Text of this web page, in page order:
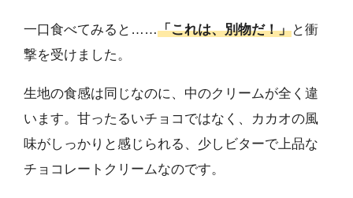
一口食べてみると……「これは、別物だ！」と衝
撃を受けました。
生地の食感は同じなのに、中のクリームが全く違
います。甘ったるいチョコではなく、カカオの風
味がしっかりと感じられる、少しビターで上品な
チョコレートクリームなのです。